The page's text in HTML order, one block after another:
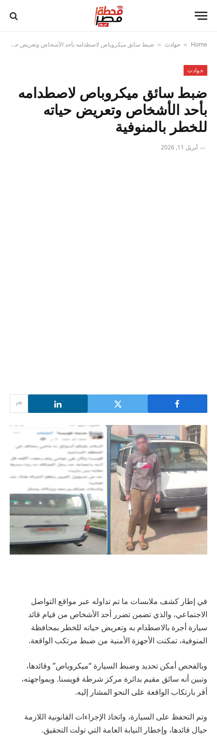
Home
» حوادث » ضبط سائق ميكروباص لاصطدامه بأحد الأشخاص وتعريض حياته للخطر بالمنوفية
حوادث
ضبط سائق ميكروباص لاصطدامه
بأحد الأشخاص وتعريض حياته
للخطر بالمنوفية
أبريل 11, 2026
في إطار كشف ملابسات ما تم تداوله عبر مواقع التواصل
الاجتماعي، والذي تضمن تضرر أحد الأشخاص من قيام قائد
سيارة أجرة بالاصطدام به وتعريض حياته للخطر بمحافظة
المنوفية، تمكنت الأجهزة الأمنية من ضبط مرتكب الواقعة.
وبالفحص أمكن تحديد وضبط السيارة “ميكروباص” وقائدها،
وتبين أنه سائق مقيم بدائرة مركز شرطة قويسنا. وبمواجهته،
أقر بارتكاب الواقعة على النحو المشار إليه.
وتم التحفظ على السيارة، واتخاذ الإجراءات القانونية اللازمة
حيال قائدها، وإخطار النيابة العامة التي تولت التحقيق.